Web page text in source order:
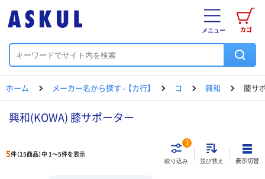
カゴ
メニュー
ホーム メーカー名から探す - 【カ行】 コ 興和 膝サ
興和(KOWA) 膝サポーター
5件（15商品）中 1～5件を表示
絞り込み
1
並び替え 表示切替